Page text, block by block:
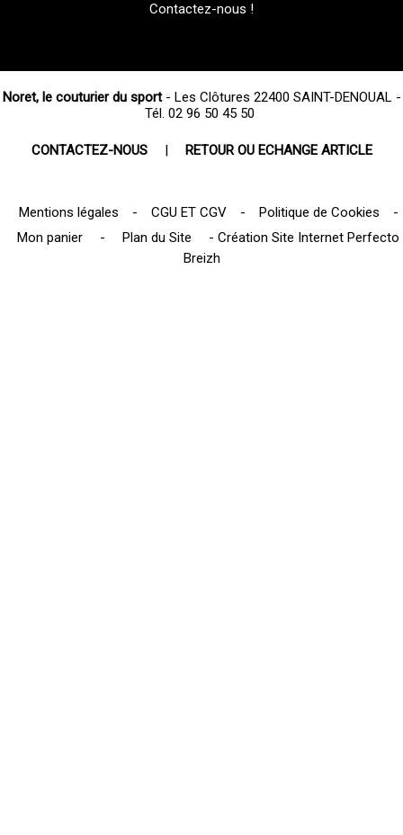
Contactez-nous !
Noret, le couturier du sport- Les Clôtures 22400 SAINT-DENOUAL -
Tél. 02 96 50 45 50
CONTACTEZ-NOUS RETOUR OU ECHANGE ARTICLE
Mentions légales - CGU ET CGV - Politique de Cookies
-
Mon panier
- Plan du Site - Création Site Internet Perfecto
Breizh